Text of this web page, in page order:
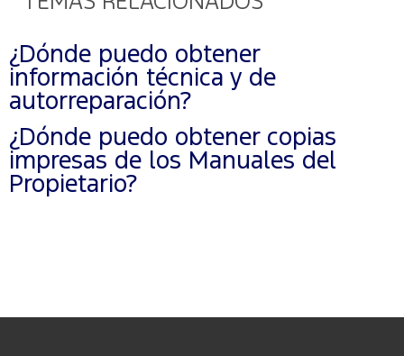
¿Dónde puedo obtener
información técnica y de
autorreparación?
¿Dónde puedo obtener copias
impresas de los Manuales del
Propietario?